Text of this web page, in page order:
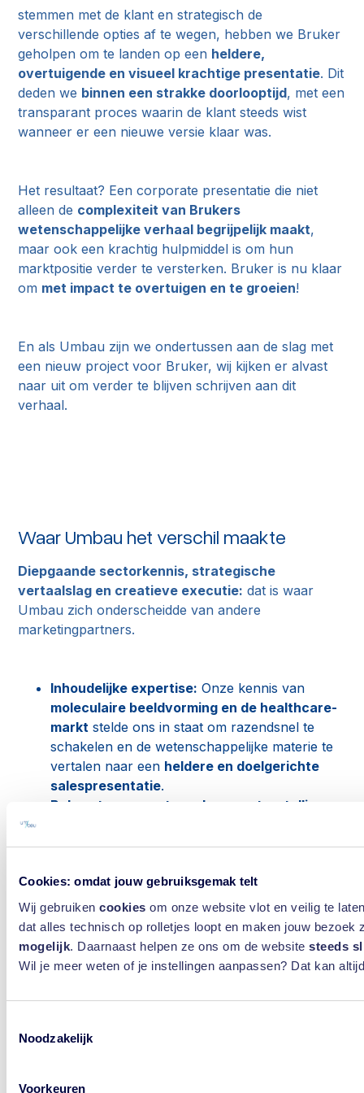
Cookies: omdat jouw gebruiksgemak telt
Wij gebruiken cookies om onze website vlot en veilig te
dat alles technisch op rolletjes loopt en maken jouw bezoek
mogelijk. Daarnaast helpen ze ons om de website steeds
Wil je meer weten of je instellingen aanpassen? Dat kan
Noodzakelijk
Voorkeuren
stemmen met de klant en strategisch de
verschillende opties af te wegen, hebben we Bruker
geholpen om te landen op een heldere,
overtuigende en visueel krachtige presentatie. Dit
deden we binnen een strakke doorlooptijd, met een
transparant proces waarin de klant steeds wist
wanneer er een nieuwe versie klaar was.
Het resultaat? Een corporate presentatie die niet
alleen de complexiteit van Brukers
wetenschappelijke verhaal begrijpelijk maakt,
maar ook een krachtig hulpmiddel is om hun
marktpositie verder te versterken. Bruker is nu klaar
om met impact te overtuigen en te groeien!
En als Umbau zijn we ondertussen aan de slag met
een nieuw project voor Bruker, wij kijken er alvast
naar uit om verder te blijven schrijven aan dit
verhaal.
Waar Umbau het verschil maakte
Diepgaande sectorkennis, strategische
vertaalslag en creatieve executie: dat is waar
Umbau zich onderscheidde van andere
marketingpartners.
Inhoudelijke expertise: Onze kennis van
moleculaire beeldvorming en de healthcare-
markt stelde ons in staat om razendsnel te
schakelen en de wetenschappelijke materie te
vertalen naar een heldere en doelgerichte
salespresentatie.
Balans tussen wetenschap en storytelling:
wetenschappelijke precisie en commerciële
expertise overtuigend kan presenteren aan een
breed publiek.
Visueel sterke communicatie:We vertaalden
complexe inhoud naar een visueel
aantrekkelijke en gestructureerde
ook impact maakt bij beslissers.
Met deze aanpak hielpen we Bruker niet alleen aan
strategisch sales- en marketinginstrument om